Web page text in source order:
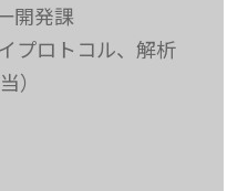
開発課
プロトコル、解析
）